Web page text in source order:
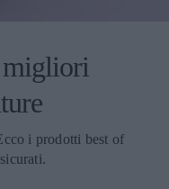
migliori
i prodotti best of